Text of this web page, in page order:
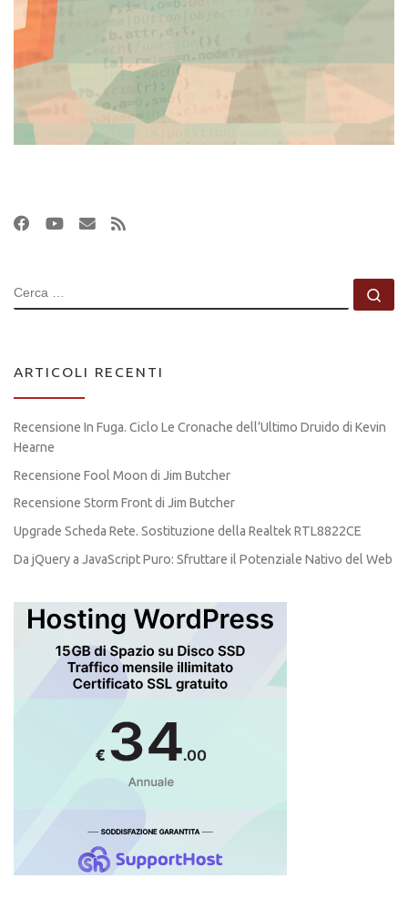
CERCA
ARTICOLI RECENTI
Recensione In Fuga. Ciclo Le Cronache dell’Ultimo Druido di Kevin
Hearne
Recensione Fool Moon di Jim Butcher
Recensione Storm Front di Jim Butcher
Upgrade Scheda Rete. Sostituzione della Realtek RTL8822CE
Da jQuery a JavaScript Puro: Sfruttare il Potenziale Nativo del Web